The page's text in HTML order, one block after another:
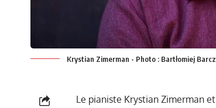
Krystian Zimerman - Photo : Bartłomiej
Le pianiste Krystian Zimerman